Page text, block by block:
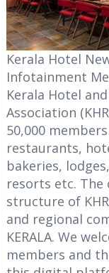
Kerala Hotel
Infotainment
Kerala Hotel
Association
50,000
restaurants,
bakeries,
resorts etc.
structure of
and regional
KERALA. We
members and